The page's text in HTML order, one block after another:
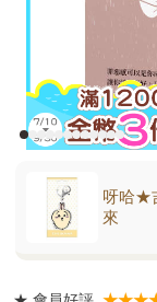
呀哈★
來